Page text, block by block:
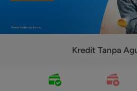
Kredit Tanpa